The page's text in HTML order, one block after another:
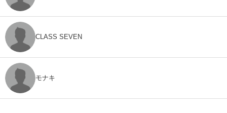
CLASS SEVEN
モナキ